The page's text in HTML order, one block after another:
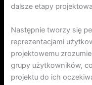
dalsze etapy
Następnie tworzy się
reprezentacjami
projektowemu
grupy użytkowników,
projektu do ich